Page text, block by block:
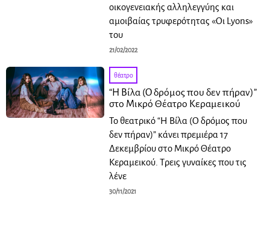
οικογενειακής αλληλεγγύης και
αμοιβαίας τρυφερότητας «Οι Lyons»
του
21/02/2022
θέατρο
“H Βίλα (Ο δρόμος που δεν πήραν)”
στο Μικρό Θέατρο Κεραμεικού
Το θεατρικό “H Βίλα (Ο δρόμος που
δεν πήραν)” κάνει πρεμιέρα 17
Δεκεμβρίου στο Μικρό Θέατρο
Κεραμεικού. Τρεις γυναίκες που τις
λένε
30/11/2021